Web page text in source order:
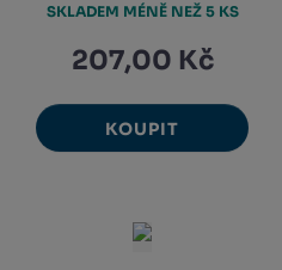
207,00 Kč
KOUPIT
SKLADEM MÉNĚ NEŽ 5 KS